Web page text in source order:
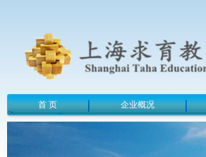
首 页 企业概况